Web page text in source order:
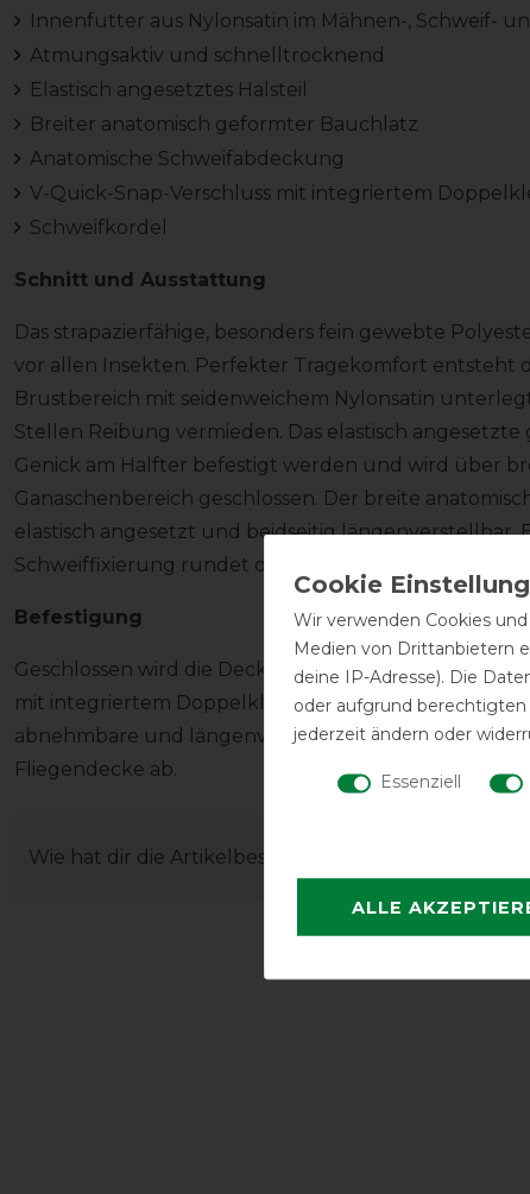
Innenfutter aus Nylonsatin im Mähnen-, Schweif-
Atmungsaktiv und schnelltrocknend
Elastisch angesetztes Halsteil
Breiter anatomisch geformter Bauchlatz
Anatomische Schweifabdeckung
V-Quick-Snap-Verschluss mit integriertem
Schweifkordel
Schnitt und Ausstattung
Das strapazierfähige, besonders fein gewebte
vor allen Insekten. Perfekter Tragekomfort entsteht
Brustbereich mit seidenweichem Nylonsatin
Stellen Reibung vermieden. Das elastisch
Genick am Halfter befestigt werden und wird über
Ganaschenbereich geschlossen. Der breite
elastisch angesetzt und beidseitig
Schweiffixierung rundet den perfekten Schutz ab.
Befestigung
Geschlossen wird die Decke im Brustbereich mit
mit integriertem Doppelklett und austauschbaren
abnehmbare und längenverstellbare
Fliegendecke ab.
Wie hat dir die Artikelbeschreibung gefallen?
Wir verwenden Cookies
Medien von Drittanbietern
deine IP-Adresse). Die
oder aufgrund
jederzeit ändern oder
Essenziell
ALLE